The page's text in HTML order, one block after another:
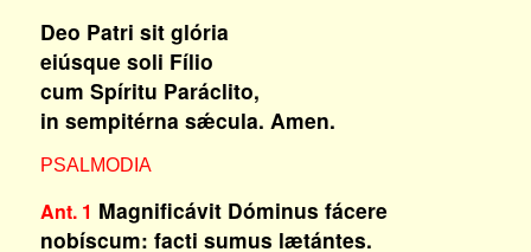
Deo Patri sit glória
eiúsque soli Fílio
cum Spíritu Paráclito,
in sempitérna sǽcula. Amen.
PSALMODIA
Ant. 1 Magnificávit Dóminus fácere
nobíscum: facti sumus lætántes.